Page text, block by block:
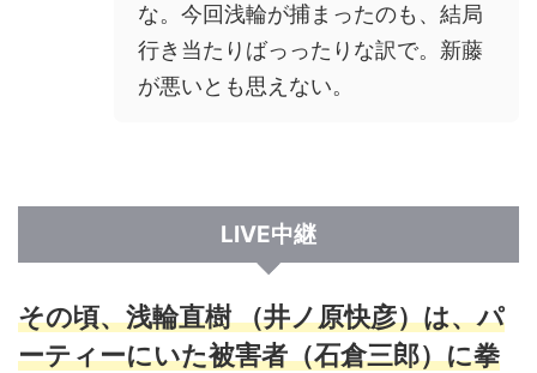
な。今回浅輪が捕まったのも、結局
行き当たりばっったりな訳で。新藤
が悪いとも思えない。
LIVE中継
その頃、浅輪直樹 （井ノ原快彦）は、パ
ーティーにいた被害者（石倉三郎）に拳